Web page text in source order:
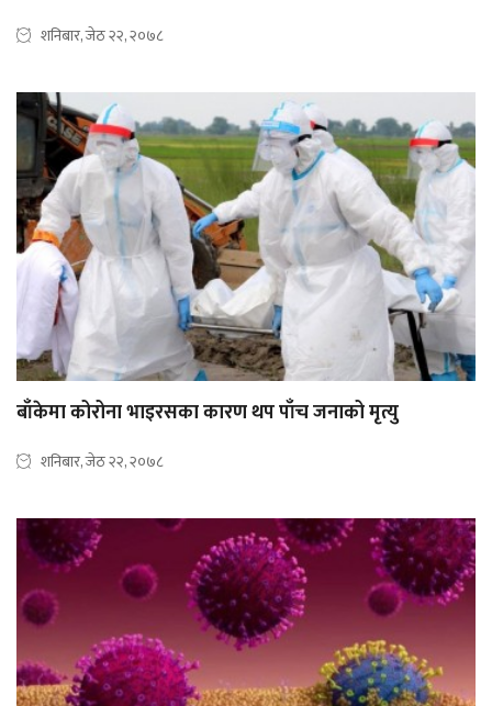
शनिबार, जेठ २२, २०७८
बाँकेमा कोरोना भाइरसका कारण थप पाँच जनाको मृत्यु
शनिबार, जेठ २२, २०७८